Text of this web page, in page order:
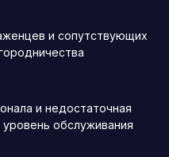
и сопутствующих
и недостаточная
обслуживания